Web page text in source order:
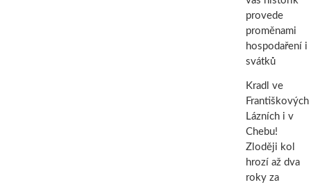
provede
proměnami
hospodaření i
svátků
Kradl ve
Františkových
Lázních i v
Chebu!
Zloději kol
hrozí až dva
roky za